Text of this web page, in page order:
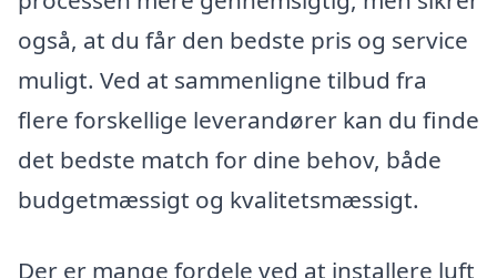
også, at du får den bedste pris og service
muligt. Ved at sammenligne tilbud fra
flere forskellige leverandører kan du finde
det bedste match for dine behov, både
budgetmæssigt og kvalitetsmæssigt.
Der er mange fordele ved at installere luft